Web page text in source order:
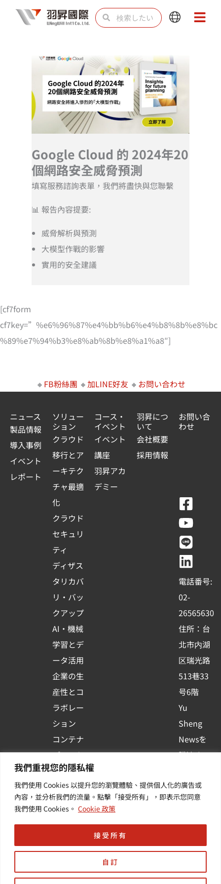
我們重視您的隱私權
我們使用 Cookies 以提升您的瀏覽體驗、提供個人化的廣告或
內容，並分析我們的流量。點擊「接受所有」，即表示您同意
我們使用 Cookies。 Cookie 政策
自訂
接受所有
検
索 索
Main
Main
Google Cloud 的 2024年20
個網路安全威脅預測
填寫服務諮詢表單，我們將盡快與您聯繫
📊 報告內容提要:
威脅解析與預測
大模型作戰的影響
實用的安全建議
[cf7form
cf7key=”%e6%96%87%e4%bb%b6%e4%b8%8b%e8%bc
%89%e7%94%b3%e8%ab%8b%e8%a1%a8″]
🔸 FB粉絲團 🔸加LINE好友 🔸 お問い合わせ
ニュース
製品情報
導入事例
イベント
レポート
ソリュー
ション
クラウド
移行とア
ーキテク
チャ最適
化
クラウド
セキュリ
ティ
ディザス
タリカバ
リ・バッ
クアップ
AI・機械
学習とデ
ータ活用
企業の生
産性とコ
ラボレー
ション
コンテナ
プラット
フォーム
活用
その他・
コース・
イベント
イベント
講座
羽昇アカ
デミー
羽昇につ
いて
会社概要
採用情報
お問い合
わせ
F
a
c
e
b
o
o
k
-
s
q
u
a
r
e
Y
o
u
t
u
b
e
L
i
n
e
L
i
n
k
e
d
i
n
電話番号:
02-
26565630
住所：台
北市内湖
区瑞光路
513巷33
号6階
Yu
Sheng
Newsを
購読する
イベント
や業界情